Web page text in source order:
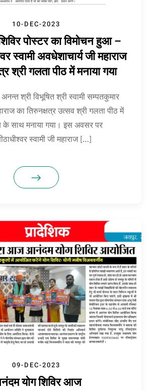
10-DEC-2023
पोस्टर का विमोचन हुआ –
स्वामी अवधेशाचार्य जी महाराज
श्री गलता पीठ में मनाया गया
अनन्त श्री विभूषित श्री स्वामी सम्पतकुमार
का तिरुनक्षत्र उत्सव श्री गलता पीठ में
के साथ मनाया गया। इस अवसर पर
स्वामी जी महाराज […]
09-DEC-2023
योग शिविर आज